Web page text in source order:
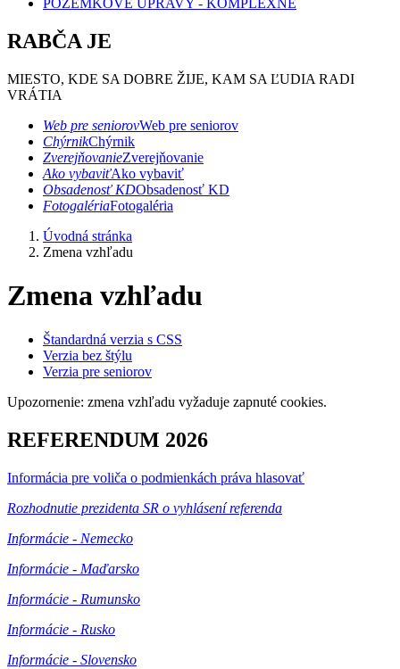
POZEMKOVÉ ÚPRAVY - KOMPLEXNÉ
RABČA JE
MIESTO, KDE SA DOBRE ŽIJE, KAM SA ĽUDIA RADI
VRÁTIA
Web pre seniorovWeb pre seniorov
ChýrnikChýrnik
ZverejňovanieZverejňovanie
Ako vybaviťAko vybaviť
Obsadenosť KDObsadenosť KD
FotogalériaFotogaléria
Úvodná stránka
Zmena vzhľadu
Zmena vzhľadu
Štandardná verzia s CSS
Verzia bez štýlu
Verzia pre seniorov
Upozornenie: zmena vzhľadu vyžaduje zapnuté cookies.
REFERENDUM 2026
Informácia pre voliča o podmienkách práva hlasovať
Rozhodnutie prezidenta SR o vyhlásení referenda
Informácie - Nemecko
Informácie - Maďarsko
Informácie - Rumunsko
Informácie - Rusko
Informácie - Slovensko